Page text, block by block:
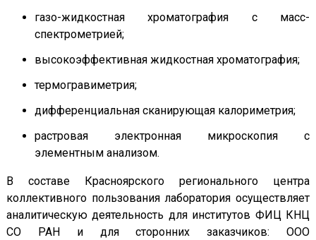
газо-жидкостная хроматография с масс-
спектрометрией;
высокоэффективная жидкостная хроматография;
термогравиметрия;
дифференциальная сканирующая калориметрия;
растровая электронная микроскопия с
элементным анализом.
В составе Красноярского регионального центра
коллективного пользования лаборатория осуществляет
аналитическую деятельность для институтов ФИЦ КНЦ
СО РАН и для сторонних заказчиков: ООО